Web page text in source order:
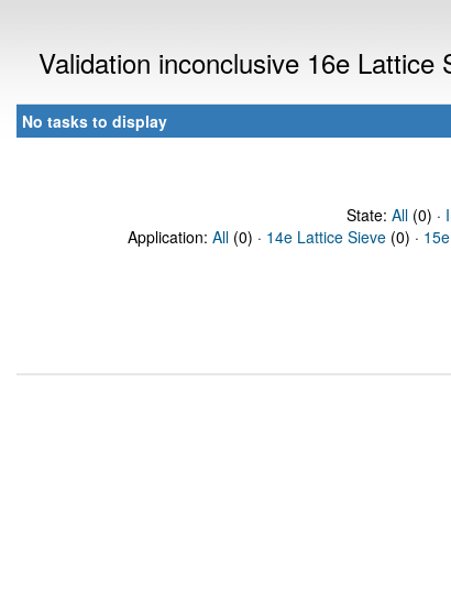
Validation inconclusive 16e
No tasks to display
State: All(0) ·
Application: All (0) · 14e Lattice Sieve (0) ·